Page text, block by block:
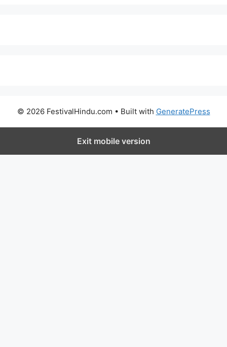
© 2026 FestivalHindu.com • Built with GeneratePress
Exit mobile version